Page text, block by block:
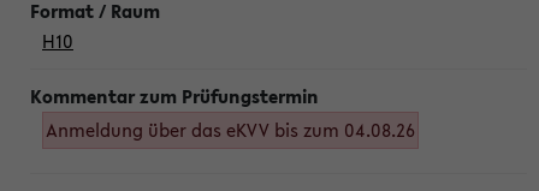
H10
Anmeldung über das eKVV bis zum 04.08.26